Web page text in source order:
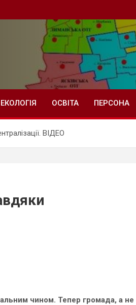
ЕКОЛОГІЯ ОСВІТА ПЕРСОНА
ВІДЕО
чином. Тепер громада, а не